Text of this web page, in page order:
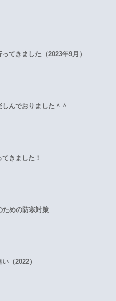
てきました（2023年9月）
んでおりました＾＾
きました！
ための防寒対策
（2022）